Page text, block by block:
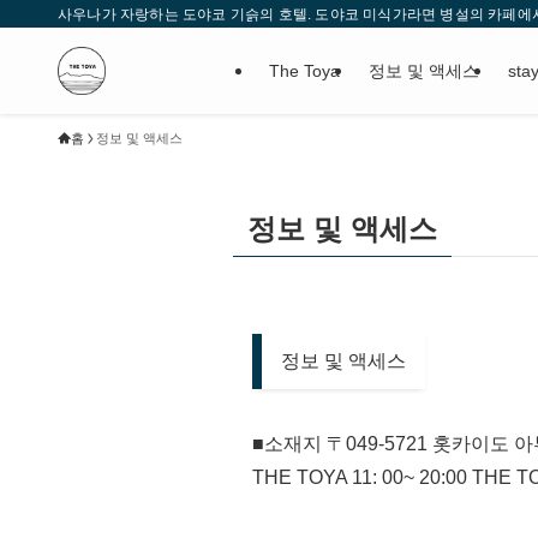
사우나가 자랑하는 도야코 기슭의 호텔. 도야코 미식가라면 병설의 카페
The Toya 정보 및 액세스
홈 정보 및 액세스
정보 및 액세스
정보 및 액세스
■소재지 〒049-5721 홋카이도
THE TOYA 11: 00~ 20:00 THE